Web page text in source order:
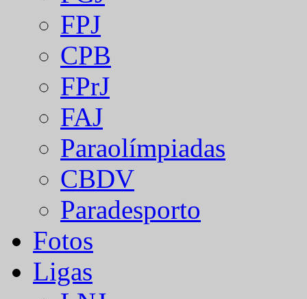
FPJ
CPB
FPrJ
FAJ
Paraolímpiadas
CBDV
Paradesporto
Fotos
Ligas